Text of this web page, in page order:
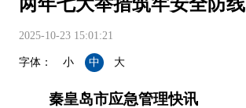
2025-10-23 15:01:21
字体： 小 中 大
秦皇岛市应急管理快讯